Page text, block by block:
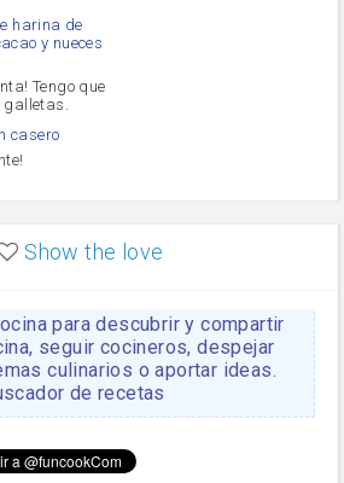
harina de
y nueces
Tengo que
casero
fácil y
la abuela
Mz69gcVO3sI
Bizcocho
foto aparece
Show the love
para descubrir y compartir
seguir cocineros, despejar
culinarios o aportar ideas.
de recetas